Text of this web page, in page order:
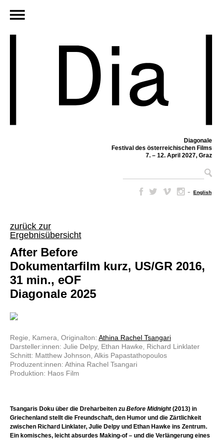
Diagonale
Festival des österreichischen Films
7. – 12. April 2027, Graz
– English
zurück zur
Ergebnisübersicht
After Before
Dokumentarfilm kurz, US/GR 2016,
31 min., eOF
Diagonale 2025
Regie, Kamera, Originalton: Athina Rachel Tsangari
Darsteller:innen: Julie Delpy, Ethan Hawke, Richard Linklater
Schnitt: Matthew Johnson, Alkis Papastathopoulos
Produzent:innen: Athina Rachel Tsangari
Produktion: Haos Film
Tsangaris Doku über die Dreharbeiten zu Before Midnight(2013) in
Griechenland stellt die Freundschaft, den Humor und die Zärtlichkeit
zwischen Richard Linklater, Julie Delpy und Ethan Hawke ins Zentrum.
Ein komisches, leicht absurdes Making-of – und die Verlängerung eines